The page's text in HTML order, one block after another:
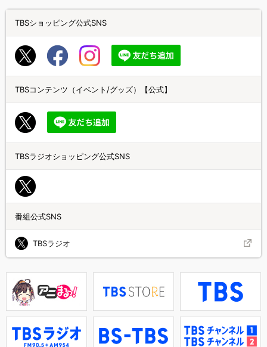
TBSショッピング公式SNS
TBSコンテンツ（イベント/グッズ）【公式】
TBSラジオショッピング公式SNS
番組公式SNS
TBSラジオ